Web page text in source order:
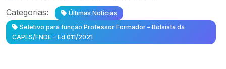
Categorias:
Últimas Notícias
Seletivo para função Professor Formador – Bolsista da
CAPES/FNDE – Ed 011/2021